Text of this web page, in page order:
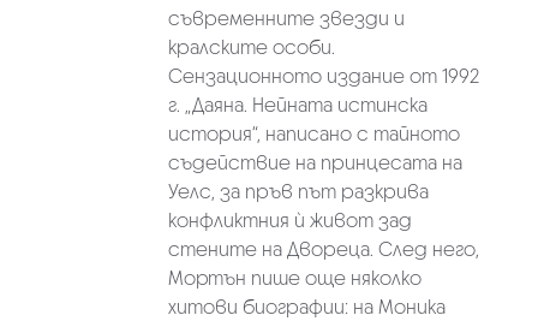
съвременните звезди и
кралските особи.
Сензационното издание от 1992
г. „Даяна. Нейната истинска
история“, написано с тайното
съдействие на принцесата на
Уелс, за пръв път разкрива
конфликтния ѝ живот зад
стените на Двореца. След него,
Мортън пише още няколко
хитови биографии: на Моника